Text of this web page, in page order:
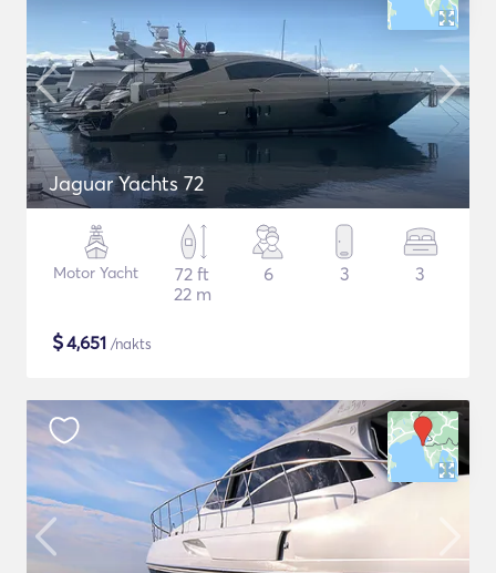
Jaguar Yachts 72
Motor Yacht
72 ft
22 m
6 3 3
$4,651 /nakts